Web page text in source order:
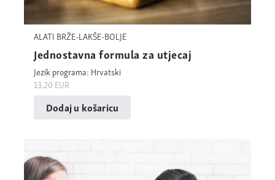
ALATI BRŽE-LAKŠE-BOLJE
Jednostavna formula za utjecaj
Jezik programa: Hrvatski
13,20 EUR
Dodaj u košaricu